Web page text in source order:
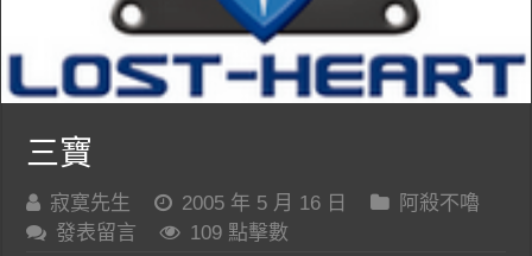
三寶
寂寞先生 2005 年 5 月 16 日
阿殺不嚕
發表留言
109 點擊數